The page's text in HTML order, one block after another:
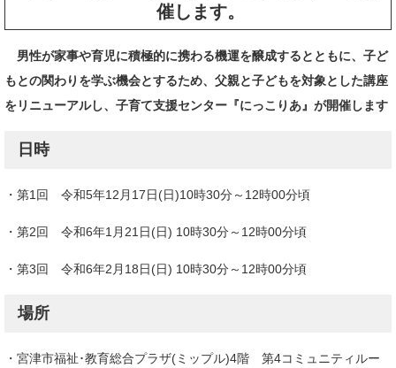
催します。
男性が家事や育児に積極的に携わる機運を醸成するとともに、子ど
もとの関わりを学ぶ機会とするため、父親と子どもを対象とした講座
をリニューアルし、子育て支援センター『にっこりあ』が開催します
日時​
・第1回 令和5年12月17日(日)10時30分～12時00分頃
・第2回 令和6年1月21日(日) 10時30分～12時00分頃
・第3回 令和6年2月18日(日) 10時30分～12時00分頃
場所
・宮津市福祉･教育総合プラザ(ミップル)4階 第4コミュニティルー